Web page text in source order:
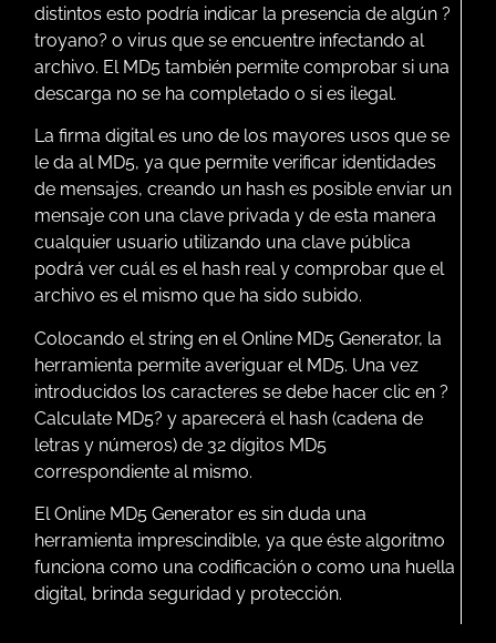
distintos esto podría indicar la presencia de algún ?
troyano? o virus que se encuentre infectando al
archivo. El MD5 también permite comprobar si una
descarga no se ha completado o si es ilegal.
La firma digital es uno de los mayores usos que se
le da al MD5, ya que permite verificar identidades
de mensajes, creando un hash es posible enviar un
mensaje con una clave privada y de esta manera
cualquier usuario utilizando una clave pública
podrá ver cuál es el hash real y comprobar que el
archivo es el mismo que ha sido subido.
Colocando el string en el Online MD5 Generator, la
herramienta permite averiguar el MD5. Una vez
introducidos los caracteres se debe hacer clic en ?
Calculate MD5? y aparecerá el hash (cadena de
letras y números) de 32 dígitos MD5
correspondiente al mismo.
El Online MD5 Generator es sin duda una
herramienta imprescindible, ya que éste algoritmo
funciona como una codificación o como una huella
digital, brinda seguridad y protección.